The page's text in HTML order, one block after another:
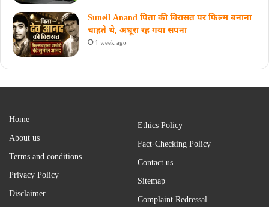
Suneil Anand पिता की विरासत पर फिल्म बनाना
चाहते थे, अधूरा रह गया सपना
1 week ago
Home
About us
Terms and conditions
Privacy Policy
Disclaimer
Ethics Policy
Fact-Checking Policy
Contact us
Sitemap
Complaint Redressal